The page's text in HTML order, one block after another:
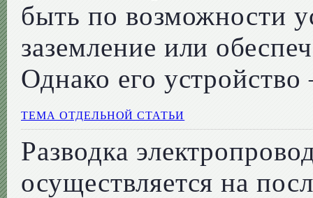
быть по возможности
заземление или
Однако его устройство
ТЕМА ОТДЕЛЬНОЙ СТАТЬИ
Разводка
осуществляется на